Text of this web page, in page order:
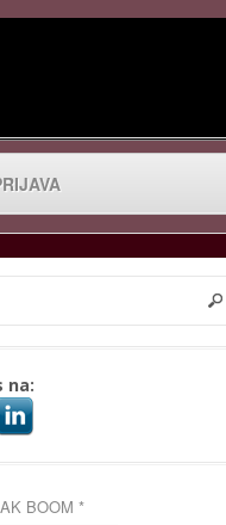
na:
BOOM *